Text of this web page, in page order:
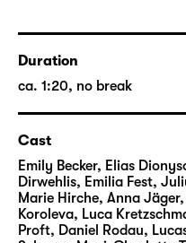
Duration
ca. 1:20, no break
Cast
Emily Becker, Elias
Dirwehlis, Emilia Fest,
Marie Hirche, Anna
Koroleva, Luca
Proft, Daniel Rodau,